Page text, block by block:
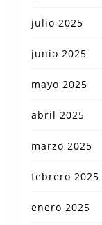
julio 2025
junio 2025
mayo 2025
abril 2025
marzo 2025
febrero 2025
enero 2025